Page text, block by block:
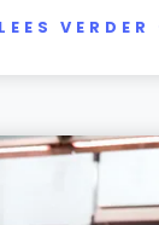
Creutzbergstraat 11
Sperwerstraat 129
LEES VERDER